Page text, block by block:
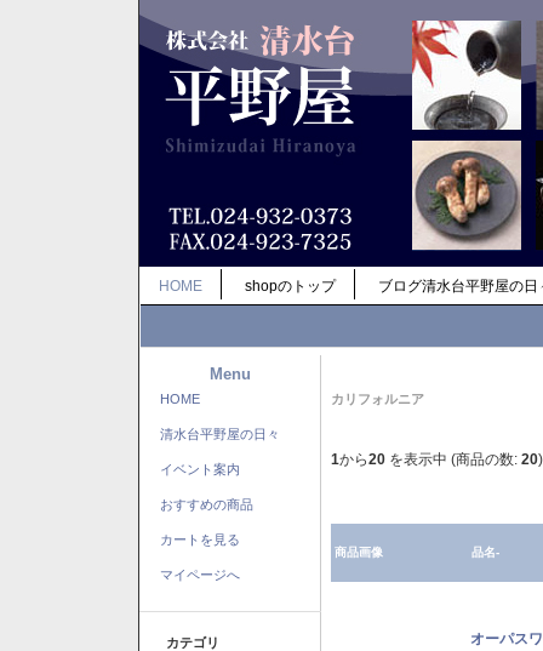
HOME shopのトップ ブログ清水台平野屋の日
Menu
HOME
清水台平野屋の日々
イベント案内
おすすめの商品
カートを見る
マイページへ
カテゴリ
カリフォルニア
1から20 を表示中 (商品の数: 20)
商品画像 品名-
オーパス